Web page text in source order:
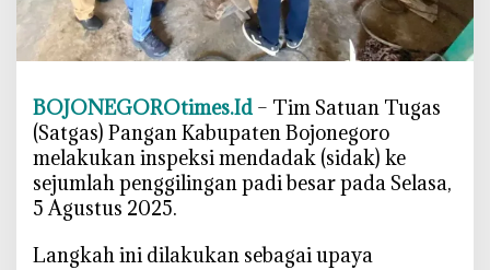
r
S
a
g
a
,
r
BOJONEGOROtimes.Id – Tim Satuan Tugas
(Satgas) Pangan Kabupaten Bojonegoro
melakukan inspeksi mendadak (sidak) ke
sejumlah penggilingan padi besar pada Selasa,
5 Agustus 2025.
‎Langkah ini dilakukan sebagai upaya